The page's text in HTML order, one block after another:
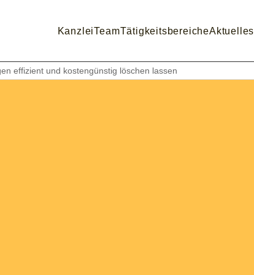
KanzleiTeamTätigkeitsbereicheAktuelles
effizient und kostengünstig löschen lassen